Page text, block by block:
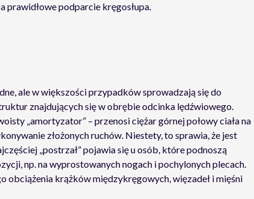
prawidłowe podparcie kręgosłupa.
ale w większości przypadków sprowadzają się do
znajdujących się w obrębie odcinka lędźwiowego.
„amortyzator” – przenosi ciężar górnej połowy ciała na
złożonych ruchów. Niestety, to sprawia, że jest
„postrzał” pojawia się u osób, które podnoszą
np. na wyprostowanych nogach i pochylonych plecach.
obciążenia krążków międzykręgowych, więzadeł i mięśni